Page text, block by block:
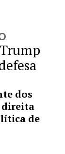
dos
direita
de